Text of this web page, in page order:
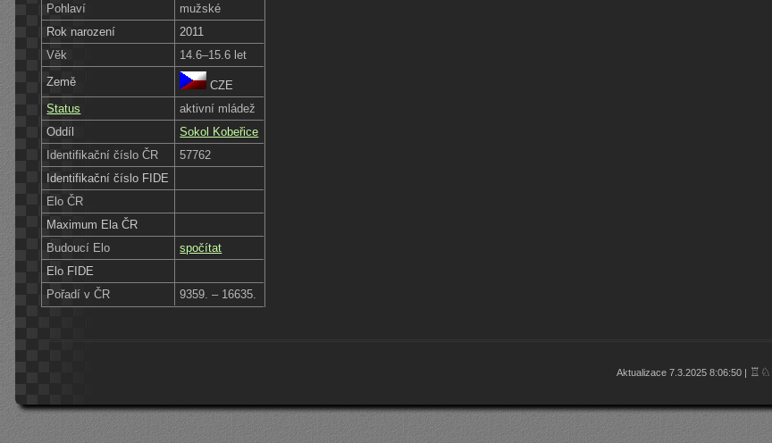
Pohlaví
mužské
Rok narození
2011
Věk
14.6–15.6 let
Země
CZE
Status
aktivní mládež
Oddíl
Sokol Kobeřice
Identifikační číslo ČR
57762
Identifikační číslo FIDE
Elo ČR
Maximum Ela ČR
Budoucí Elo
spočítat
Elo FIDE
Pořadí v ČR
9359. – 16635.
Aktualizace 7.3.2025 8:06:50 |